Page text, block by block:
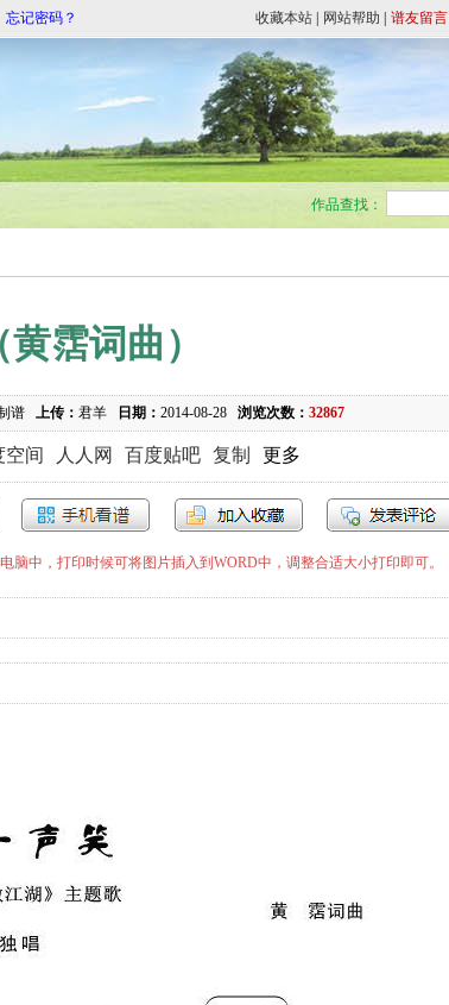
忘记密码？ 收藏本站 网站帮助 谱友留言
作品查找：
霑词曲）
谱 上传： 君羊 日期： 2014-08-28 浏览次数： 32867
空间 人人网 百度贴吧 复制 更多
中，打印时候可将图片插入到WORD中，调整合适大小打印即可。